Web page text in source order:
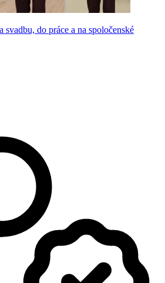
svadbu, do práce a na spoločenské